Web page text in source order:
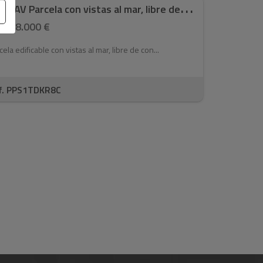
4
603JAV Parcela con vistas al mar, libre de c ...
398.000 €
edificable con vistas al mar, libre de con...
PPS1TDKR8C